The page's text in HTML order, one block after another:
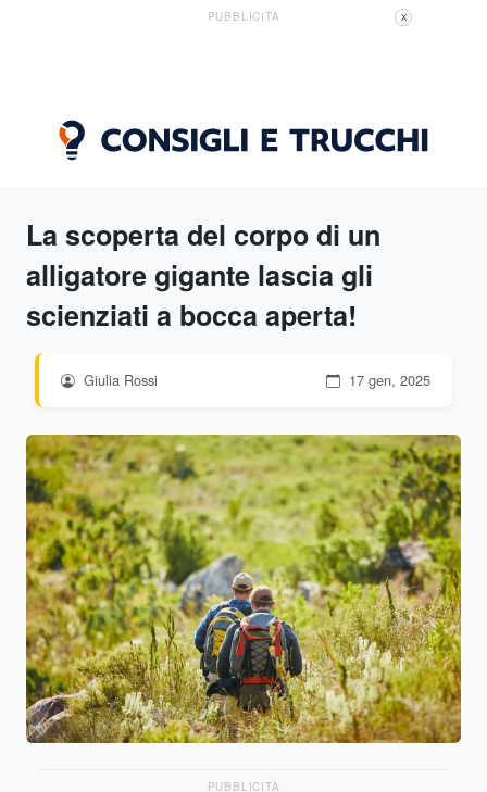
PUBBLICITÀ X
La scoperta del corpo di un
alligatore gigante lascia gli
scienziati a bocca aperta!
Giulia Rossi 17 gen, 2025
PUBBLICITÀ